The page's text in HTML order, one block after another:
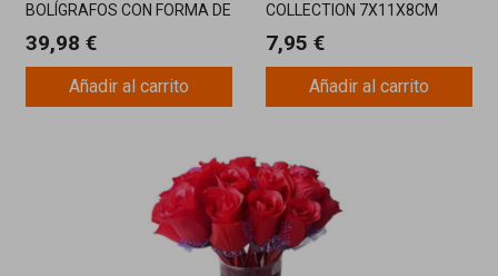
BOLÍGRAFOS CON FORMA DE
39,98 €
Añadir al carrito
COLLECTION 7X11X8CM
7,95 €
Añadir al carrito